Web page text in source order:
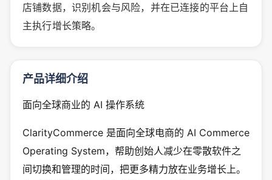
店铺数据，识别机会与风险，并在已连接的平台上自
主执行增长策略。
产品详细介绍
面向全球商业的 AI 操作系统
ClarityCommerce 是面向全球电商的 AI Commerce
Operating System，帮助创始人减少在零散软件之
间切换和管理的时间，把更多精力放在业务增长上。